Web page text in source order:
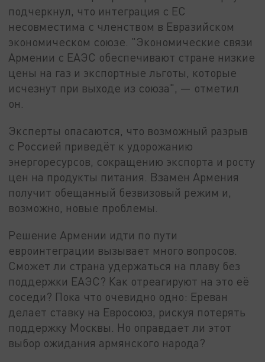
подчеркнул, что интеграция с ЕС
несовместима с членством в Евразийском
экономическом союзе. "Экономические связи
Армении с ЕАЭС обеспечивают стране низкие
цены на газ и экспортные льготы, которые
исчезнут при выходе из союза", — отметил
он.
Эксперты опасаются, что возможный разрыв
с Россией приведёт к удорожанию
энергоресурсов, сокращению экспорта и росту
цен на продукты питания. Взамен Армения
получит обещанный безвизовый режим и,
возможно, новые проблемы.
Решение Армении идти по пути
евроинтеграции вызывает много вопросов.
Сможет ли страна удержаться на плаву без
поддержки ЕАЭС? Как отреагируют на это её
соседи? Пока что очевидно одно: Ереван
делает ставку на Евросоюз, рискуя потерять
поддержку Москвы. Но оправдает ли этот
выбор ожидания армянского народа?